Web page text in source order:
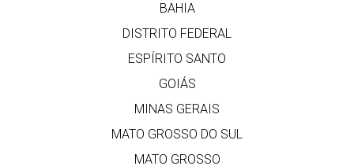
BAHIA
DISTRITO FEDERAL
ESPÍRITO SANTO
GOIÁS
MINAS GERAIS
MATO GROSSO DO SUL
MATO GROSSO